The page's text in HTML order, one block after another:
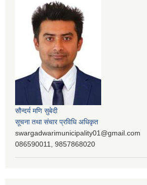
सौन्दर्य मणि सुबेदी
सूचना तथा संचार प्रविधि अधिकृत
swargadwarimunicipality01@gmail.com
086590011, 9857868020